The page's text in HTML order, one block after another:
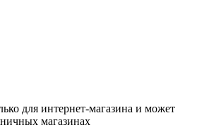
для интернет-магазина и может
магазинах